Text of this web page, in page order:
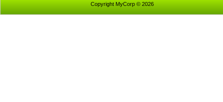
Copyright MyCorp © 2026